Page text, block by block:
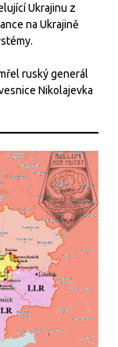
Ukrajinu z
na Ukrajině
ruský generál
Nikolajevka